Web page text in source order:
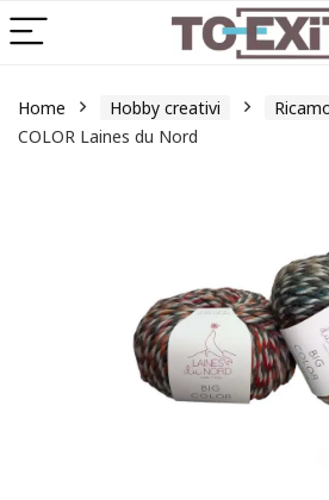
Home Hobby creativi
COLOR Laines du Nord